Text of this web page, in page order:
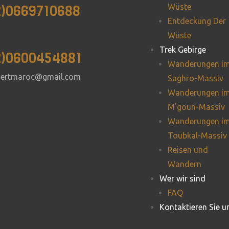
Wüste
Entdeckung Der
Wüste
Trek Gebirge
Wanderungen
Saghro-Massiv
Wanderungen
M'goun-Massiv
Wanderungen
Toubkal-Massiv
Reisen und
Wandern
Wer wir sind
FAQ
Kontaktieren Sie